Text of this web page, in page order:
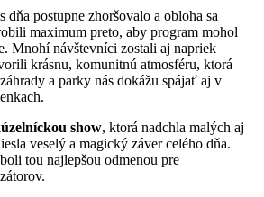
dňa postupne zhoršovalo a obloha sa
maximum preto, aby program mohol
Mnohí návštevníci zostali aj napriek
krásnu, komunitnú atmosféru, ktorá
a parky nás dokážu spájať aj v
show, ktorá nadchla malých aj
veselý a magický záver celého dňa.
tou najlepšou odmenou pre